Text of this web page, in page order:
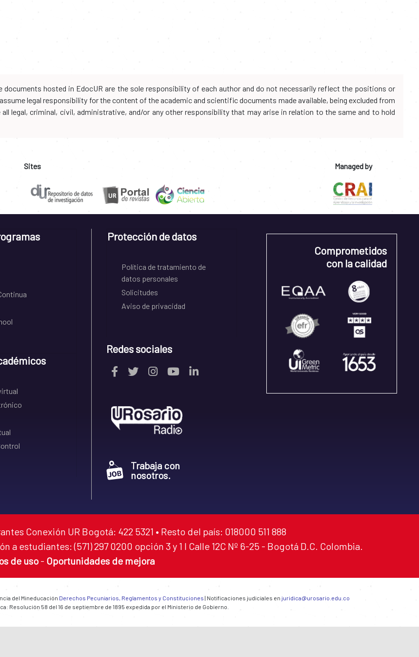
hosted in EdocUR are the sole responsibility of each author and do not necessarily reflect the positions or
legal responsibility for the content of the academic and scientific documents made available, being excluded from
legal, criminal, civil, administrative, and/or any other responsibility that may arise in relation to the same and to hold
Sites Managed by
Protección de datos
Política de tratamiento de
datos personales
Solicitudes
Aviso de privacidad
Redes sociales
Trabaja con
nosotros.
Comprometidos
con la calidad
Conexión UR Bogotá: 422 5321 • Resto del país: 018000 511 888
a estudiantes: (571) 297 0200 opción 3 y 1 I Calle 12C Nº 6-25 - Bogotá D.C. Colombia.
de uso - Oportunidades de mejora
del Mineducación Derechos Pecuniarios, Reglamentos y Constituciones | Notificaciones judiciales en juridica@urosario.edu.co
Resolución 58 del 16 de septiembre de 1895 expedida por el Ministerio de Gobierno.